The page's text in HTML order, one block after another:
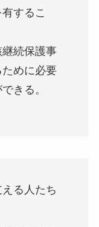
するこ
続保護事
めに必要
きる。
る人たち